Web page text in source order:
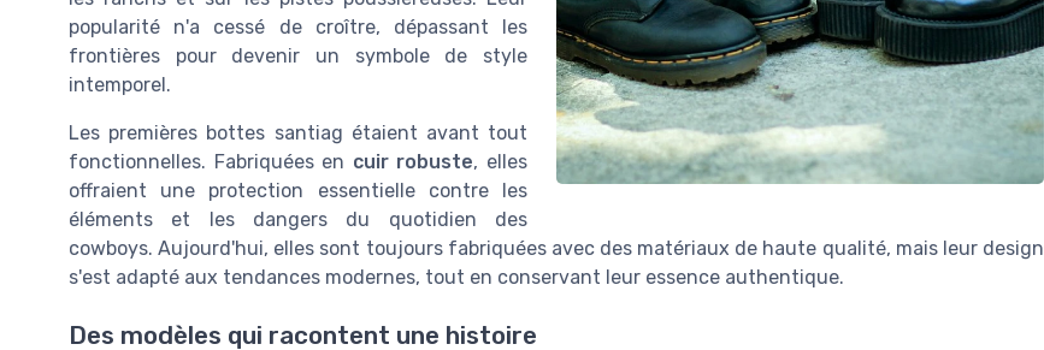
popularité n'a cessé de croître, dépassant les
frontières pour devenir un symbole de style
intemporel.
Les premières bottes santiag étaient avant tout
fonctionnelles. Fabriquées en cuir robuste, elles
offraient une protection essentielle contre les
éléments et les dangers du quotidien des
cowboys. Aujourd'hui, elles sont toujours fabriquées avec des matériaux de haute qualité, mais leur design
s'est adapté aux tendances modernes, tout en conservant leur essence authentique.
Des modèles qui racontent une histoire